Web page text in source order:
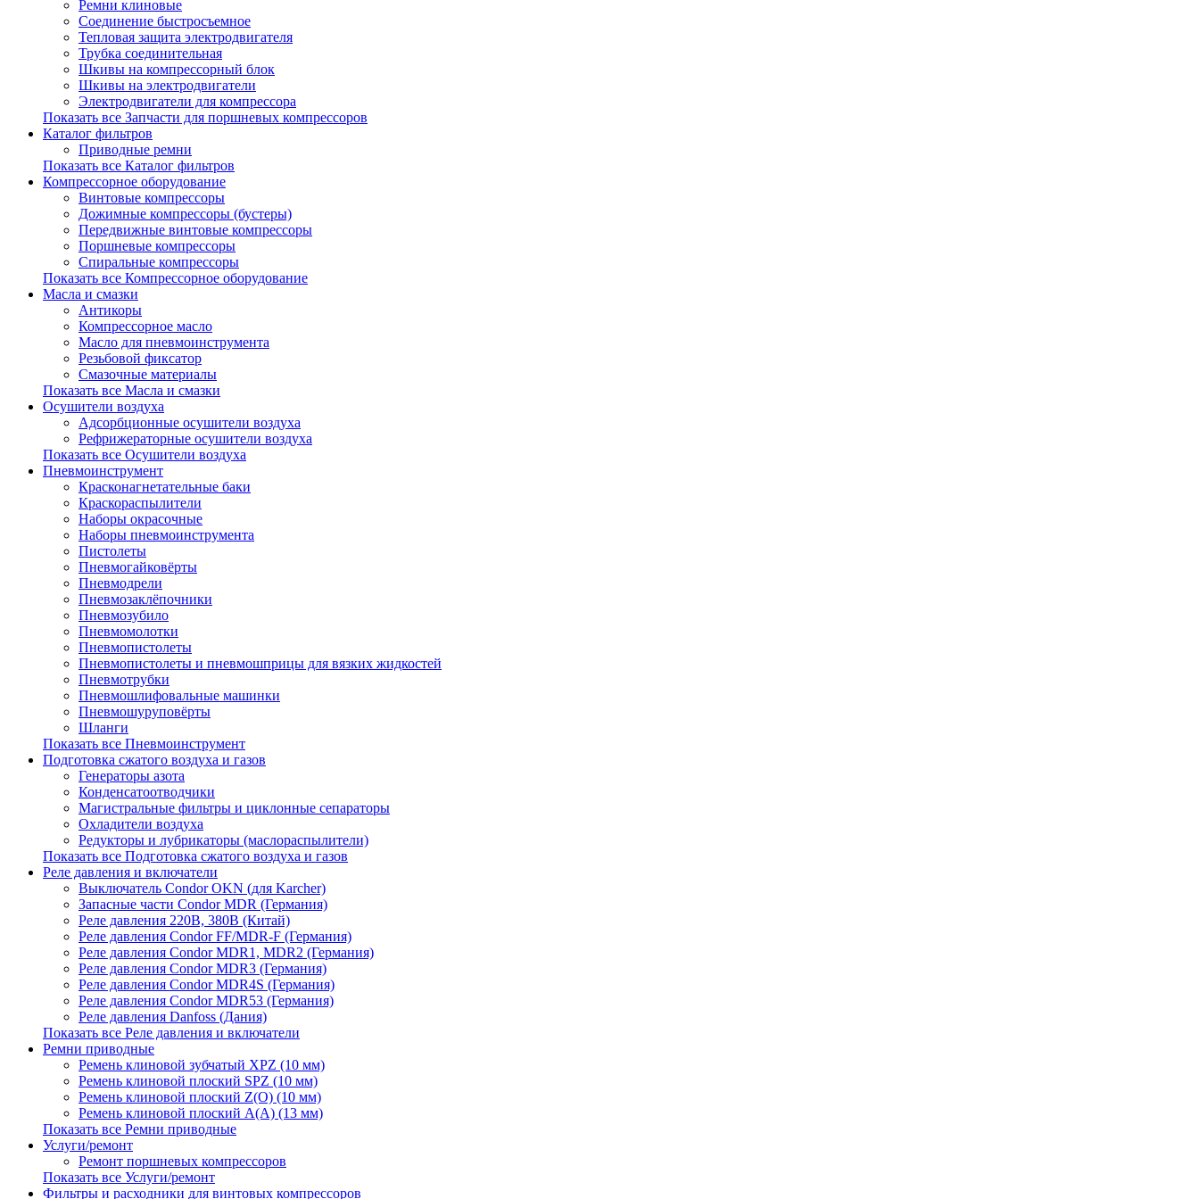
Ремни клиновые
Соединение быстросъемное
Тепловая защита электродвигателя
Трубка соединительная
Шкивы на компрессорный блок
Шкивы на электродвигатели
Электродвигатели для компрессора
Показать все Запчасти для поршневых компрессоров
Каталог фильтров
Приводные ремни
Показать все Каталог фильтров
Компрессорное оборудование
Винтовые компрессоры
Дожимные компрессоры (бустеры)
Передвижные винтовые компрессоры
Поршневые компрессоры
Спиральные компрессоры
Показать все Компрессорное оборудование
Масла и смазки
Антикоры
Компрессорное масло
Масло для пневмоинструмента
Резьбовой фиксатор
Смазочные материалы
Показать все Масла и смазки
Осушители воздуха
Адсорбционные осушители воздуха
Рефрижераторные осушители воздуха
Показать все Осушители воздуха
Пневмоинструмент
Красконагнетательные баки
Краскораспылители
Наборы окрасочные
Наборы пневмоинструмента
Пистолеты
Пневмогайковёрты
Пневмодрели
Пневмозаклёпочники
Пневмозубило
Пневмомолотки
Пневмопистолеты
Пневмопистолеты и пневмошприцы для вязких жидкостей
Пневмотрубки
Пневмошлифовальные машинки
Пневмошуруповёрты
Шланги
Показать все Пневмоинструмент
Подготовка сжатого воздуха и газов
Генераторы азота
Конденсатоотводчики
Магистральные фильтры и циклонные сепараторы
Охладители воздуха
Редукторы и лубрикаторы (маслораспылители)
Показать все Подготовка сжатого воздуха и газов
Реле давления и включатели
Выключатель Condor OKN (для Karcher)
Запасные части Сondor MDR (Германия)
Реле давления 220В, 380В (Китай)
Реле давления Condor FF/MDR-F (Германия)
Реле давления Condor MDR1, MDR2 (Германия)
Реле давления Condor MDR3 (Германия)
Реле давления Condor MDR4S (Германия)
Реле давления Condor MDR53 (Германия)
Реле давления Danfoss (Дания)
Показать все Реле давления и включатели
Ремни приводные
Ремень клиновой зубчатый XPZ (10 мм)
Ремень клиновой плоский SPZ (10 мм)
Ремень клиновой плоский Z(О) (10 мм)
Ремень клиновой плоский А(А) (13 мм)
Показать все Ремни приводные
Услуги/ремонт
Ремонт поршневых компрессоров
Показать все Услуги/ремонт
Фильтры и расходники для винтовых компрессоров